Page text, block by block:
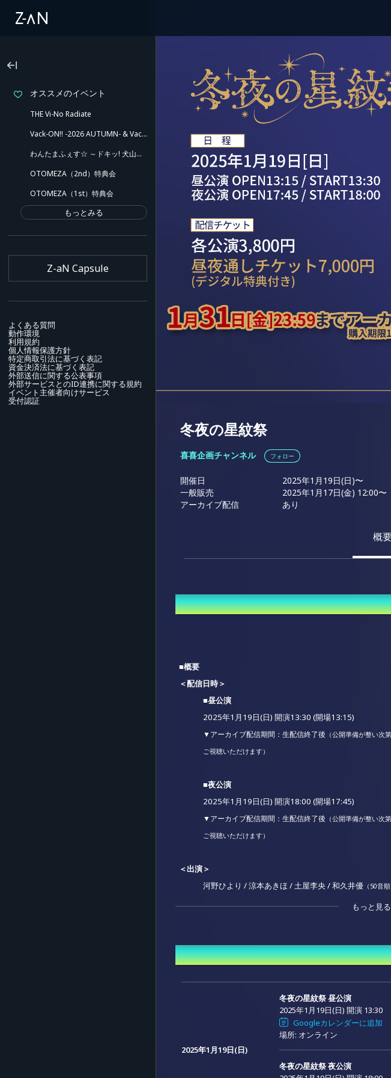
オススメのイベント
THE Vi-No Radiate
Vack-ON!! -2026 AUTUMN- & Vack-ON!! -Blink side-
わんたまふぇす☆ ～ドキッ! 犬山たまきと愉快な仲間たち!! ポロリもあるよ～
OTOMEZA（2nd）特典会
OTOMEZA（1st）特典会
もっとみる
Z-aN Capsule
よくある質問
動作環境
利用規約
個人情報保護方針
特定商取引法に基づく表記
資金決済法に基づく表記
外部送信に関する公表事項
外部サービスとのID連携に関する規約
イベント主催者向けサービス
受付認証
冬夜の星紋祭
喜喜企画チャンネル フォロー
開催日
2025年1月19日(日)〜
一般販売
2025年1月17日(金) 12:00〜
アーカイブ配信
あり
概
概要
■概要
＜配信日時＞
■昼公演
2025年1月19日(日) 開演13:30 (開場13:15)
▼アーカイブ配信期間：生配信終了後 （公開準備が整い次第
ご視聴いただけます）
■夜公演
2025年1月19日(日) 開演18:00 (開場17:45)
▼アーカイブ配信期間：生配信終了後 （公開準備が整い次第
ご視聴いただけます）
＜出演＞
河野ひより / 涼本あきほ / 土屋李央 / 和久井優 （50音順
価格
※各チケットご購入時にシステム利用料が発生します
※アーカイブ配信もご視聴いただけます。
※デジタル特典はマイページ内「デジタルグッズ一覧
了承ください
もっと見る
開催日時
2025年1月19日(日)
冬夜の星紋祭 昼公演
2025年1月19日(日) 開演 13:30
Googleカレンダーに追加
場所: オンライン
冬夜の星紋祭 夜公演